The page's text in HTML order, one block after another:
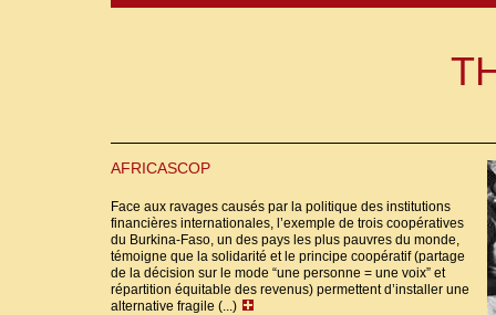
AFRICASCOP
Face aux ravages causés par la politique des institutions
financières internationales, l’exemple de trois coopératives
du Burkina-Faso, un des pays les plus pauvres du monde,
témoigne que la solidarité et le principe coopératif (partage
de la décision sur le mode “une personne = une voix” et
répartition équitable des revenus) permettent d’installer une
alternative fragile (...)